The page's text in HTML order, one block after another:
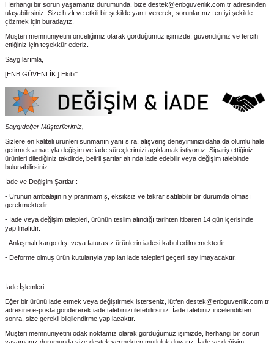
Herhangi bir sorun yaşamanız durumunda, bize destek@enbguvenlik.com.tr adresinden
ulaşabilirsiniz. Size hızlı ve etkili bir şekilde yanıt vererek, sorunlarınızı en iyi şekilde
çözmek için buradayız.
Müşteri memnuniyetini önceliğimiz olarak gördüğümüz işimizde, güvendiğiniz ve tercih
ettiğiniz için teşekkür ederiz.
Saygılarımla,
[ENB GÜVENLİK ] Ekibi"
Saygıdeğer Müşterilerimiz,
Sizlere en kaliteli ürünleri sunmanın yanı sıra, alışveriş deneyiminizi daha da olumlu hale
getirmek amacıyla değişim ve iade süreçlerimizi açıklamak istiyoruz. Sipariş ettiğiniz
ürünleri dilediğiniz takdirde, belirli şartlar altında iade edebilir veya değişim talebinde
bulunabilirsiniz.
İade ve Değişim Şartları:
- Ürünün ambalajının yıpranmamış, eksiksiz ve tekrar satılabilir bir durumda olması
gerekmektedir.
- İade veya değişim talepleri, ürünün teslim alındığı tarihten itibaren 14 gün içerisinde
yapılmalıdır.
- Anlaşmalı kargo dışı veya faturasız ürünlerin iadesi kabul edilmemektedir.
- Deforme olmuş ürün kutularıyla yapılan iade talepleri geçerli sayılmayacaktır.
İade İşlemleri:
Eğer bir ürünü iade etmek veya değiştirmek isterseniz, lütfen destek@enbguvenlik.com.tr
adresine e-posta göndererek iade talebinizi iletebilirsiniz. İade talebiniz incelendikten
sonra, size gerekli bilgilendirme yapılacaktır.
Müşteri memnuniyetini odak noktamız olarak gördüğümüz işimizde, herhangi bir sorun